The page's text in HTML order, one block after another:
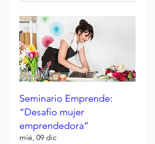
Seminario Emprende:
“Desafío mujer
emprendedora”
mié, 09 dic